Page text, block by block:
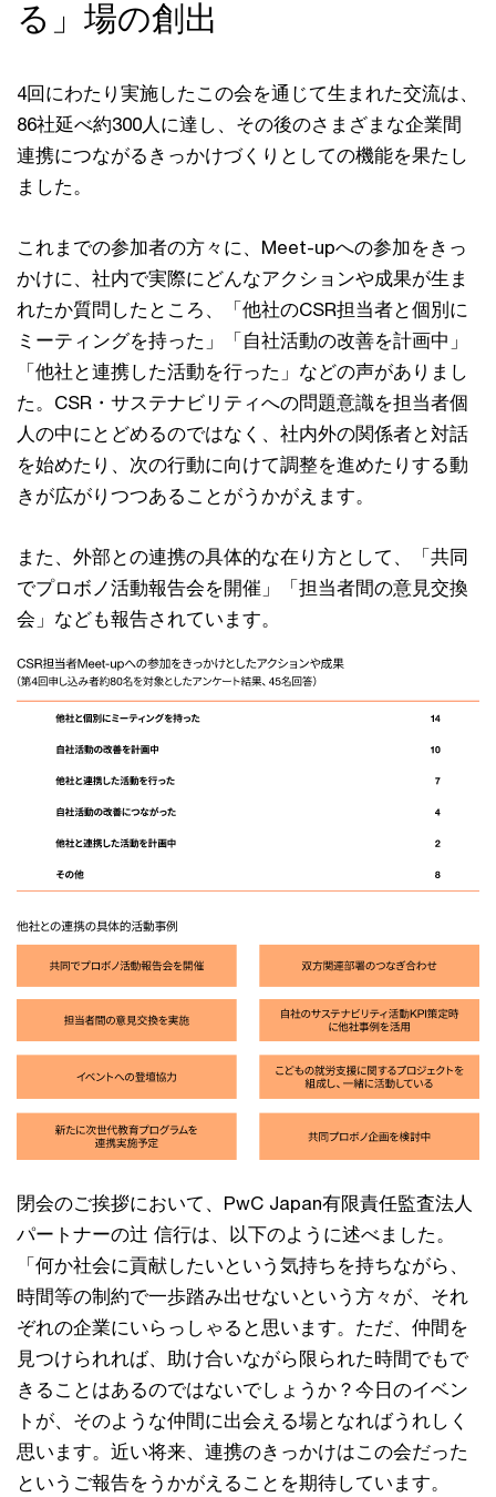
る」場の創出
4回にわたり実施したこの会を通じて生まれた交流は、
86社延べ約300人に達し、その後のさまざまな企業間
連携につながるきっかけづくりとしての機能を果たし
ました。
これまでの参加者の方々に、Meet-upへの参加をきっ
かけに、社内で実際にどんなアクションや成果が生ま
れたか質問したところ、「他社のCSR担当者と個別に
ミーティングを持った」「自社活動の改善を計画中」
「他社と連携した活動を行った」などの声がありまし
た。CSR・サステナビリティへの問題意識を担当者個
人の中にとどめるのではなく、社内外の関係者と対話
を始めたり、次の行動に向けて調整を進めたりする動
きが広がりつつあることがうかがえます。
また、外部との連携の具体的な在り方として、「共同
でプロボノ活動報告会を開催」「担当者間の意見交換
会」なども報告されています。
閉会のご挨拶において、PwC Japan有限責任監査法人
パートナーの辻 信行は、以下のように述べました。
「何か社会に貢献したいという気持ちを持ちながら、
時間等の制約で一歩踏み出せないという方々が、それ
ぞれの企業にいらっしゃると思います。ただ、仲間を
見つけられれば、助け合いながら限られた時間でもで
きることはあるのではないでしょうか？今日のイベン
トが、そのような仲間に出会える場となればうれしく
思います。近い将来、連携のきっかけはこの会だった
というご報告をうかがえることを期待しています。